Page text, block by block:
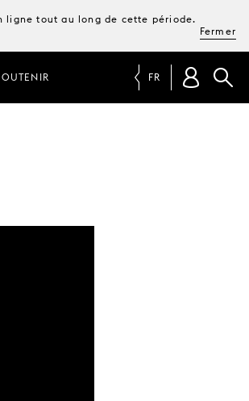
ligne tout au long de cette période.
Fermer
FR